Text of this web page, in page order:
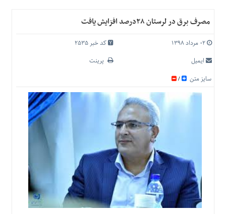
تعرفه
اصلی
فرهنگی
مصرف برق در لرستان ۲۸درصد افزایش یافت
۰۲ مرداد ۱۳۹۸
کد خبر 2535
ایمیل
پرینت
سایز متن
/